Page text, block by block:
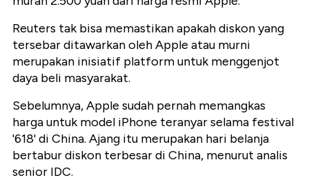
Reuters tak bisa memastikan apakah diskon yang
tersebar ditawarkan oleh Apple atau murni
merupakan inisiatif platform untuk menggenjot
daya beli masyarakat.
Sebelumnya, Apple sudah pernah memangkas
harga untuk model iPhone teranyar selama festival
'618' di China. Ajang itu merupakan hari belanja
bertabur diskon terbesar di China, menurut analis
senior IDC.